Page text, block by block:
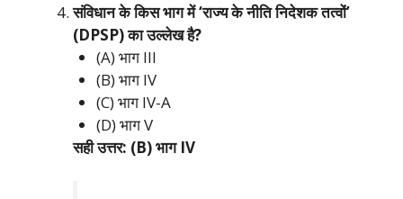
संविधान के किस भाग में ‘राज्य के नीति निदेशक तत्वों’
(DPSP) का उल्लेख है?
(A) भाग III
(B) भाग IV
(C) भाग IV-A
(D) भाग V
सही उत्तर: (B) भाग IV